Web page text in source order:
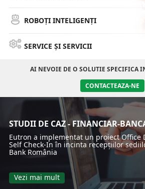
ROBOȚI INTELIGENȚI
SERVICE ȘI SERVICII
AI NEVOIE DE O SOLUTIE SPECIFICA
CONTACTEAZA-NE
STUDII DE CAZ - FINANCIAR-
Eutron a implementat un proiect Office
Self Check-In în incinta recepțiilor
Bank România
Vezi mai mult